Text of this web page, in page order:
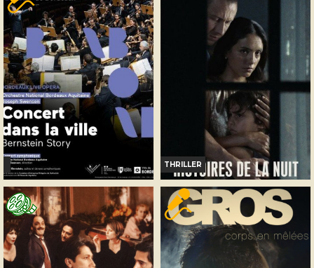
Horaires et Infos
Bande-annonce
Réservation
TOUT PUBLIC
Infos
Bande-annonce
CONCERT DANS LA VILLE
Horaires et Infos
Bande-annonce
THRILLER
HISTOIRES DE LA NUIT
Infos
Bande-annonce